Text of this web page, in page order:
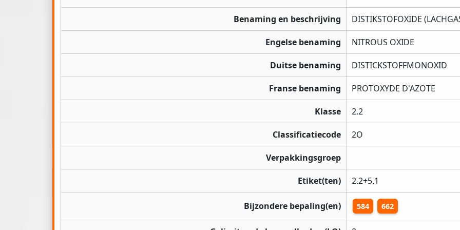
Benaming en beschrijving DISTIKSTOFOXIDE
Engelse benaming NITROUS OXIDE
Duitse benaming DISTICKSTOFFMONOXID
Franse benaming PROTOXYDE D'AZOTE
Klasse 2.2
Classificatiecode 2O
Verpakkingsgroep
Etiket(ten) 2.2+5.1
Bijzondere bepaling(en) 584 662